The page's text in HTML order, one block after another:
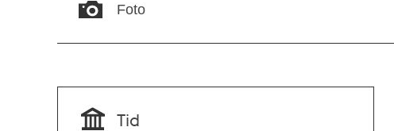
Foto
Tid